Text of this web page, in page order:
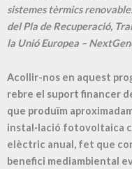
sistemes tèrmics
del Pla de Recuperació,
la Unió Europea –
Acollir-nos en aquest
rebre el suport financer
que produïm
instal·lació fotovoltaica
elèctric anual, fet que
benefici mediambiental